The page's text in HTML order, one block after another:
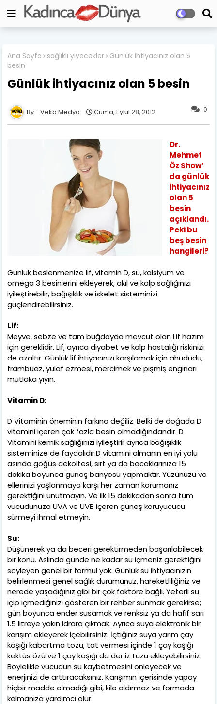
Ana Sayfa sağlıklı yiyecekler Günlük ihtiyacınız olan 5
besin
Günlük ihtiyacınız olan 5 besin
0
Veka Medya Cuma, Eylül 28, 2012
Dr.
Mehmet
Öz Show’
da günlük
ihtiyacınız
olan 5
besin
açıklandı.
Peki bu
beş besin
hangileri?
Günlük beslenmenize lif, vitamin D, su, kalsiyum ve
omega 3 besinlerini ekleyerek, akıl ve kalp sağlığınızı
iyileştirebilir, bağışıklık ve iskelet sisteminizi
güçlendirebilirsiniz.
Lif:
Meyve, sebze ve tam buğdayda mevcut olan Lif hazım
için gereklidir. Lif, ayrıca diyabet ve kalp hastalığı riskinizi
de azaltır. Günlük lif ihtiyacınızı karşılamak için ahududu,
frambuaz, yulaf ezmesi, mercimek ve pişmiş enginarı
mutlaka yiyin.
Vitamin D:
D Vitaminin öneminin farkına değiliz. Belki de doğada D
vitamini içeren çok fazla besin olmadığındandır. D
Vitamini kemik sağlığınızı iyileştirir ayrıca bağışıklık
sisteminize de faydalıdır.D vitamini almanın en iyi yolu
asında göğüs dekoltesi, sırt ya da bacaklarınıza 15
dakika boyunca güneş banyosu yapmaktır. Yüzünüzü ve
ellerinizi yaşlanmaya karşı her zaman korumanız
gerektiğini unutmayın. Ve ilk 15 dakikadan sonra tüm
vücudunuza UVA ve UVB içeren güneş koruyucucu
sürmeyi ihmal etmeyin.
Su:
Düşünerek ya da beceri gerektirmeden başarılabilecek
bir konu. Aslında günde ne kadar su içmeniz gerektiğini
söyleyen genel bir formül yok. Günlük su ihtiyacınızın
belirlenmesi genel sağlık durumunuz, hareketliliğiniz ve
nerede yaşadığınız gibi bir çok faktöre bağlı. Yeterli su
içip içmediğinizi gösteren bir rehber sunmak gerekirse;
gün boyunca ender susamak ve renksiz ya da hafif sarı
1.5 litreye yakın idrara çıkmak. Ayrıca suya elektronik bir
karışım ekleyerek içebilirsiniz. İçtiğiniz suya yarım çay
kaşığı kabartma tozu, tat vermesi içinde 1 çay kaşığı
kaktüs özü ve 1 çay kaşığı da deniz tuzu ekleyebilirsiniz.
Böylelikle vücudun su kaybetmesini önleyecek ve
enerjinizi de arttıracaksınız. Karışımın içerisinde yapay
hiçbir madde olmadığı gibi, kilo aldırmaz ve formada
kalmanıza yardımcı olur.